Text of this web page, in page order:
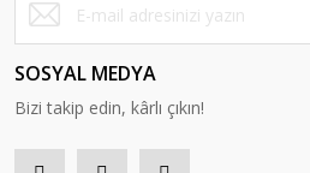
SOSYAL MEDYA
Bizi takip edin, kârlı çıkın!